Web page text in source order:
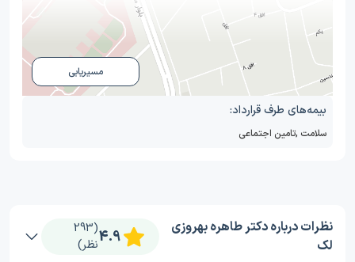
مسیریابی
بیمه‌های طرف قرارداد:
سلامت ,تامین اجتماعی
نظرات درباره دکتر طاهره بهروزی
لک
(293
نظر)4.9